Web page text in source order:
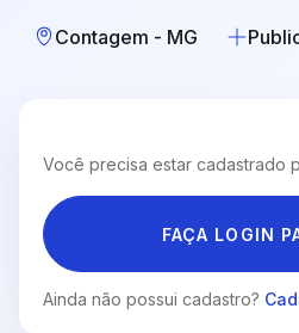
Contagem - MG
Você precisa estar cadastrado
FAÇA LOGIN
Ainda não possui cadastro?